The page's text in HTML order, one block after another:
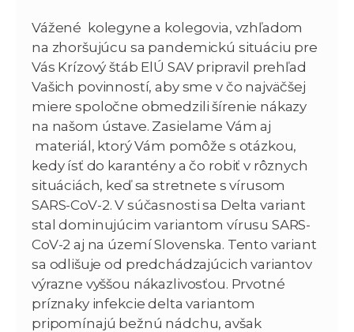
Vážené kolegyne a kolegovia, vzhľadom
na zhoršujúcu sa pandemickú situáciu pre
Vás Krízový štáb ElÚ SAV pripravil prehľad
Vašich povinností, aby sme v čo najväčšej
miere spoločne obmedzili šírenie nákazy
na našom ústave. Zasielame Vám aj
materiál, ktorý Vám pomôže s otázkou,
kedy ísť do karantény a čo robiť v rôznych
situáciách, keď sa stretnete s vírusom
SARS-CoV-2. V súčasnosti sa Delta variant
stal dominujúcim variantom vírusu SARS-
CoV-2 aj na území Slovenska. Tento variant
sa odlišuje od predchádzajúcich variantov
výrazne vyššou nákazlivosťou. Prvotné
príznaky infekcie delta variantom
pripomínajú bežnú nádchu, avšak